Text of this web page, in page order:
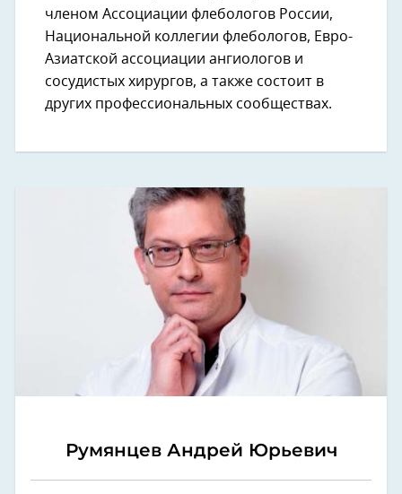
членом Ассоциации флебологов России,
Национальной коллегии флебологов, Евро-
Азиатской ассоциации ангиологов и
сосудистых хирургов, а также состоит в
других профессиональных сообществах.
Румянцев Андрей Юрьевич